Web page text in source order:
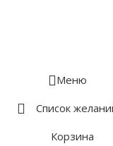
Меню
Список
Корзина